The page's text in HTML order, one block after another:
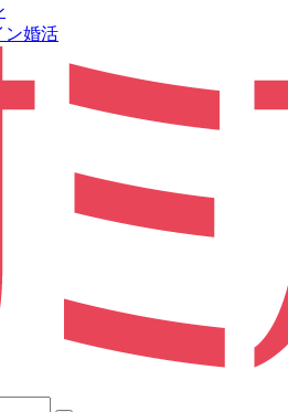
ン婚活